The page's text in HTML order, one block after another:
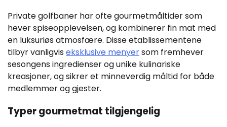
Private golfbaner har ofte gourmetmåltider som
hever spiseopplevelsen, og kombinerer fin mat med
en luksuriøs atmosfære. Disse etablissementene
tilbyr vanligviseksklusive menyersom fremhever
sesongens ingredienser og unike kulinariske
kreasjoner, og sikrer et minneverdig måltid for både
medlemmer og gjester.
Typer gourmetmat tilgjengelig